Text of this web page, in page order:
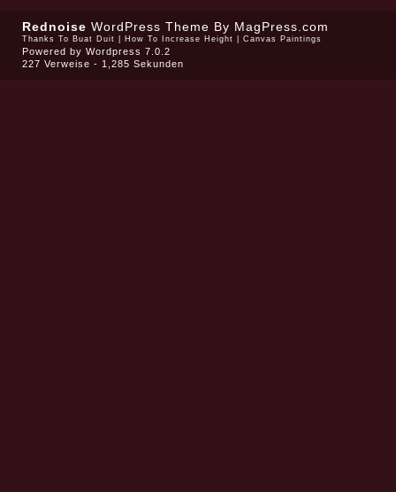
Rednoise WordPress Theme By MagPress.com
Thanks To Buat Duit How To Increase Height Canvas Paintings
Powered by Wordpress 7.0.2
227 Verweise - 1,285 Sekunden